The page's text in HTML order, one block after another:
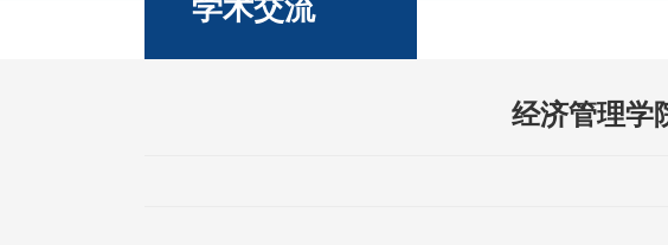
学术交流
经济管理学